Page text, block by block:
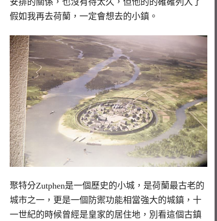
假如我再去荷蘭，一定會想去的小鎮。
聚特分Zutphen是一個歷史的小城，是荷蘭最古老的
城市之一，更是一個防禦功能相當強大的城鎮，十
一世紀的時候曾經是皇家的居住地，別看這個古鎮